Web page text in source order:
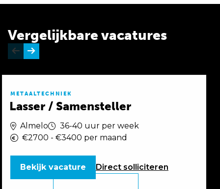
Vergelijkbare vacatures
METAALTECHNIEK
Lasser / Samensteller
Almelo
36-40 uur per week
€2700 - €3400 per maand
Direct solliciteren
Bekijk vacature